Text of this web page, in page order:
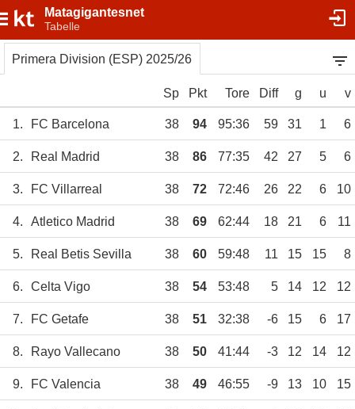
Matagigantesnet
Tabelle
Primera Division (ESP) 2025/26
Sp Pkt Tore Diff g u v
1. FC Barcelona 38 94 95:36 59 31 1 6
2. Real Madrid 38 86 77:35 42 27 5 6
3. FC Villarreal 38 72 72:46 26 22 6 10
4. Atletico Madrid 38 69 62:44 18 21 6 11
5. Real Betis Sevilla 38 60 59:48 11 15 15 8
6. Celta Vigo 38 54 53:48 5 14 12 12
7. FC Getafe 38 51 32:38 -6 15 6 17
8. Rayo Vallecano 38 50 41:44 -3 12 14 12
9. FC Valencia 38 49 46:55 -9 13 10 15